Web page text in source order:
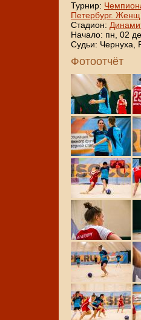
Турнир:
Петербург.
Стадион:
Начало: пн, 02
Судьи: Чернуха,
Фотоотчёт